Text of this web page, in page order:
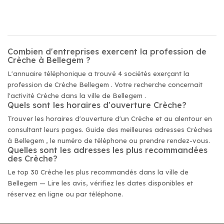
Combien d'entreprises exercent la profession de
Crèche à Bellegem ?
L'annuaire téléphonique a trouvé 4 sociétés exerçant la
profession de Crèche Bellegem . Votre recherche concernait
l'activité Crèche dans la ville de Bellegem .
Quels sont les horaires d'ouverture Crèche?
Trouver les horaires d'ouverture d'un Crèche et au alentour en
consultant leurs pages. Guide des meilleures adresses Crèches
à Bellegem , le numéro de téléphone ou prendre rendez-vous.
Quelles sont les adresses les plus recommandées
des Crèche?
Le top 30 Crèche les plus recommandés dans la ville de
Bellegem — Lire les avis, vérifiez les dates disponibles et
réservez en ligne ou par téléphone.